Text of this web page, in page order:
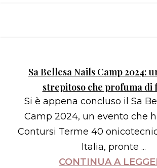
Sa Bellesa Nails Camp 2024:
strepitoso che profuma di
Si è appena concluso il Sa
Camp 2024, un evento che
Contursi Terme 40
Italia, pronte ...
CONTINUA A